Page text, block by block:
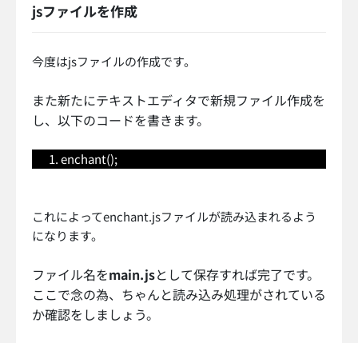
jsファイルを作成
今度はjsファイルの作成です。
また新たにテキストエディタで新規ファイル作成を
し、以下のコードを書きます。
enchant();
これによってenchant.jsファイルが読み込まれるよう
になります。
ファイル名をmain.jsとして保存すれば完了です。
ここで念の為、ちゃんと読み込み処理がされている
か確認をしましょう。